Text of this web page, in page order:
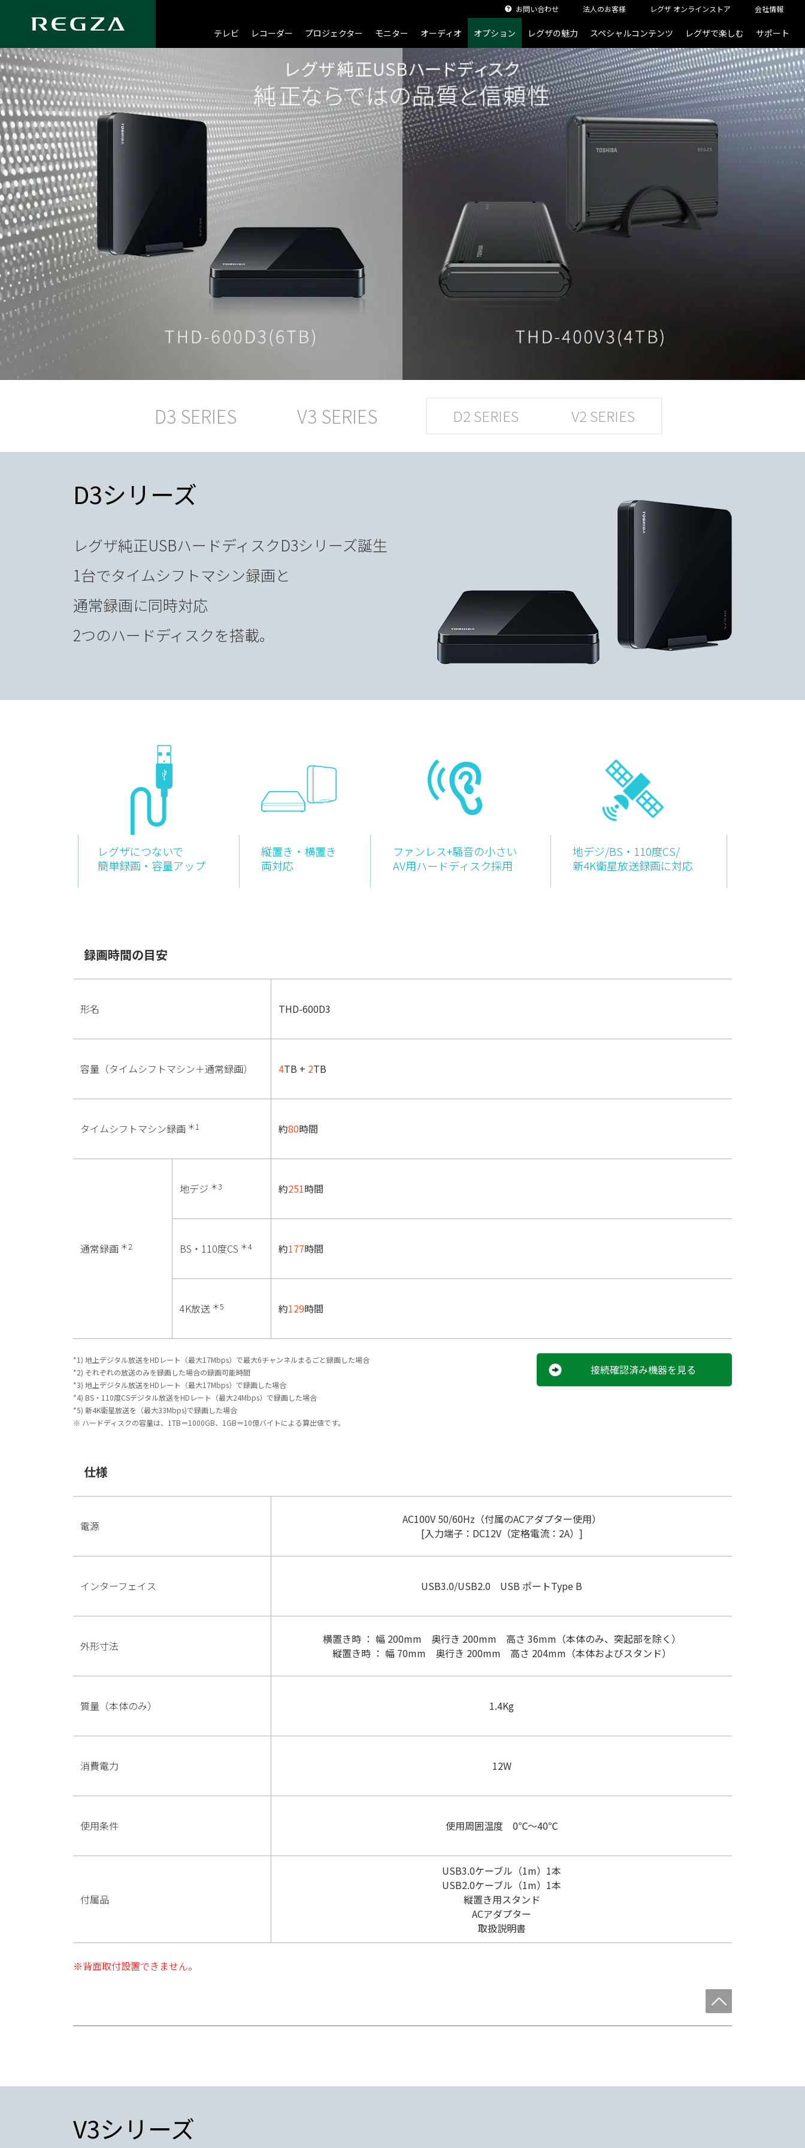
お問い合わせ 法人のお客様 レグザ オンラインストア 会社情報
テレビ レコーダー プロジェクター モニター オーディオ オプション レグザの魅力 スペシャルコンテンツ レグザで楽しむ サポート
総合トップ オプション商品一覧
D3 SERIES V3 SERIES D2 SERIES V2 SERIES
D3シリーズ
レグザ純正USBハードディスクD3シリーズ誕生
1台でタイムシフトマシン録画と
通常録画に同時対応
2つのハードディスクを搭載。
レグザにつないで
簡単録画・容量アップ
縦置き・横置き
両対応
ファンレス+騒音の小さい
AV用ハードディスク採用
地デジ/BS・110度CS/
新4K衛星放送録画に対応
録画時間の目安
形名 THD-600D3
容量（タイムシフトマシン＋通常録画） 4TB + 2TB
タイムシフトマシン録画 ＊1 約80時間
通常録画 ＊2
地デジ ＊3 約251時間
BS・110度CS ＊4 約177時間
4K放送 ＊5 約129時間
*1) 地上デジタル放送をHDレート（最大17Mbps）で最大6チャンネルまるごと録画した場合
*2) それぞれの放送のみを録画した場合の録画可能時間
*3) 地上デジタル放送をHDレート（最大17Mbps）で録画した場合
*4) BS・110度CSデジタル放送をHDレート（最大24Mbps）で録画した場合
*5) 新4K衛星放送を（最大33Mbps)で録画した場合
※ ハードディスクの容量は、1TB＝1000GB、1GB＝10億バイトによる算出値です。
接続確認済み機器を見る
仕様
電源
AC100V 50/60Hz（付属のACアダプター使⽤）
[⼊⼒端⼦：DC12V（定格電流：2A）]
インターフェイス USB3.0/USB2.0 USB ポートType B
外形寸法
横置き時 ： 幅 200mm 奥行き 200mm 高さ 36mm（本体のみ、突起部を除く）
縦置き時 ： 幅 70mm 奥行き 200mm 高さ 204mm（本体およびスタンド）
質量（本体のみ） 1.4Kg
消費電力 12W
使用条件 使用周囲温度 0℃〜40℃
付属品
USB3.0ケーブル（1m）1本
USB2.0ケーブル（1m）1本
縦置き用スタンド
ACアダプター
取扱説明書
※背面取付設置できません。
V3シリーズ